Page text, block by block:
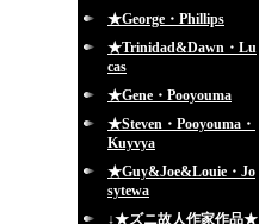
★George・Phillips
★Trinidad&Dawn・Lu
cas
★Gene・Pooyouma
★Steven・Pooyouma・
Kuyvya
★Guy&Joe&Louie・Jo
sytewa
↓★ズニ故人作家作品★